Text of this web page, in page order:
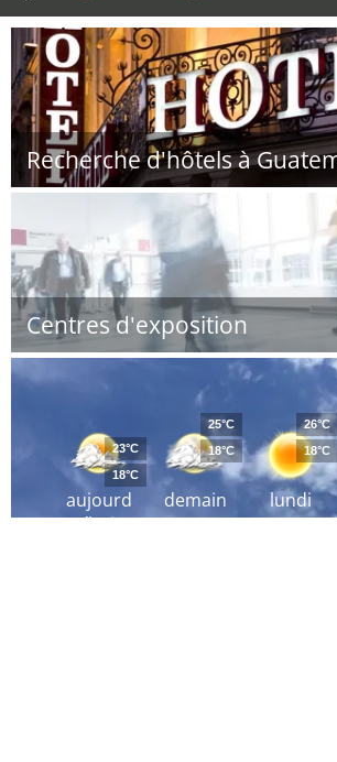
Recherche d'hôtels à
Centres d'exposition
aujourd
´hui
23°C
18°C
demain
25°C
18°C
lundi
26°C
18°C